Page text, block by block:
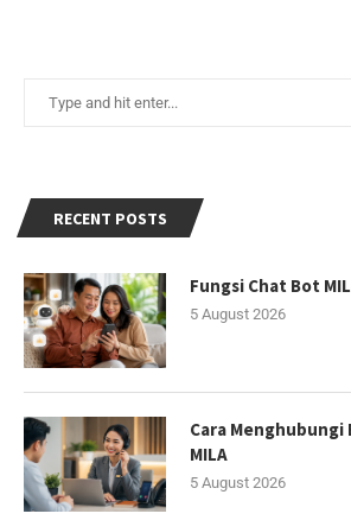
RECENT POSTS
Fungsi Chat Bot
5 August 2026
Cara Menghubungi
MILA
5 August 2026